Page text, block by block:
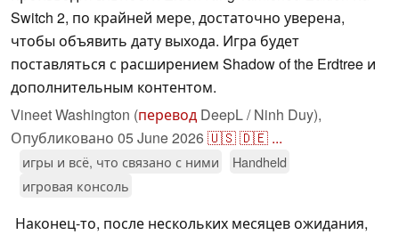
Switch 2, по крайней мере, достаточно уверена,
чтобы объявить дату выхода. Игра будет
поставляться с расширением Shadow of the Erdtree и
дополнительным контентом.
Vineet Washington (перевод DeepL / Ninh Duy),
Опубликовано 05 June 2026🇺🇸🇩🇪 ...
игры и всё, что связано с ними
Handheld
игровая консоль
Наконец-то, после нескольких месяцев ожидания,